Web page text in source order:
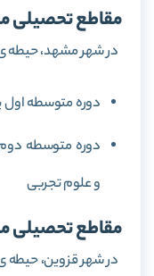
مقاطع
در شهر مشهد، حیطه
دوره متوسطه اول
دوره متوسطه
و علوم تجربی
مقاطع تحصیلی
در شهر قزوین، حیطه